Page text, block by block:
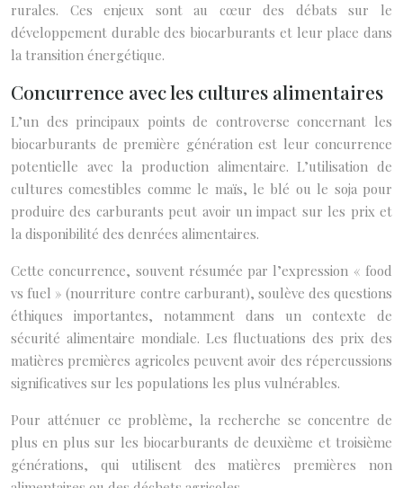
rurales. Ces enjeux sont au cœur des débats sur le
développement durable des biocarburants et leur place dans
la transition énergétique.
Concurrence avec les cultures alimentaires
L’un des principaux points de controverse concernant les
biocarburants de première génération est leur concurrence
potentielle avec la production alimentaire. L’utilisation de
cultures comestibles comme le maïs, le blé ou le soja pour
produire des carburants peut avoir un impact sur les prix et
la disponibilité des denrées alimentaires.
Cette concurrence, souvent résumée par l’expression « food
vs fuel » (nourriture contre carburant), soulève des questions
éthiques importantes, notamment dans un contexte de
sécurité alimentaire mondiale. Les fluctuations des prix des
matières premières agricoles peuvent avoir des répercussions
significatives sur les populations les plus vulnérables.
Pour atténuer ce problème, la recherche se concentre de
plus en plus sur les biocarburants de deuxième et troisième
générations, qui utilisent des matières premières non